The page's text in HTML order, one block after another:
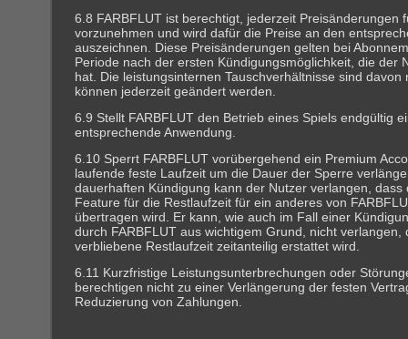
6.8 FARBFLUT ist berechtigt, jederzeit Preisänderungen
vorzunehmen und wird dafür die Preise an den
auszeichnen. Diese Preisänderungen gelten bei
Periode nach der ersten Kündigungsmöglichkeit, die der
hat. Die leistungsinternen Tauschverhältnisse sind davon
können jederzeit geändert werden.
6.9 Stellt FARBFLUT den Betrieb eines Spiels endgültig
entsprechende Anwendung.
6.10 Sperrt FARBFLUT vorübergehend ein Premium
laufende feste Laufzeit um die Dauer der Sperre
dauerhaften Kündigung kann der Nutzer verlangen, dass
Feature für die Restlaufzeit für ein anderes von
übertragen wird. Er kann, wie auch im Fall einer
durch FARBFLUT aus wichtigem Grund, nicht verlangen,
verbliebene Restlaufzeit zeitanteilig erstattet wird.
6.11 Kurzfristige Leistungsunterbrechungen oder
berechtigen nicht zu einer Verlängerung der festen
Reduzierung von Zahlungen.